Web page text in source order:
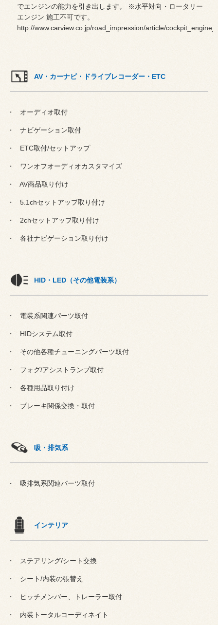
でエンジンの能力を引き出します。 ※水平対向・ロータリー
エンジン 施工不可です。
http://www.carview.co.jp/road_impression/article/
AV・カーナビ・ドライブレコーダー・ETC
オーディオ取付
ナビゲーション取付
ETC取付/セットアップ
ワンオフオーディオカスタマイズ
AV商品取り付け
5.1chセットアップ取り付け
2chセットアップ取り付け
各社ナビゲーション取り付け
HID・LED（その他電装系）
電装系関連パーツ取付
HIDシステム取付
その他各種チューニングパーツ取付
フォグ/アシストランプ取付
各種用品取り付け
ブレーキ関係交換・取付
吸・排気系
吸排気系関連パーツ取付
インテリア
ステアリング/シート交換
シート/内装の張替え
ヒッチメンバー、トレーラー取付
内装トータルコーディネイト